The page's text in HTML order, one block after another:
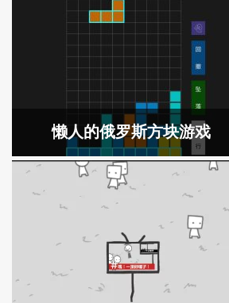
懒人的俄罗斯方块游戏